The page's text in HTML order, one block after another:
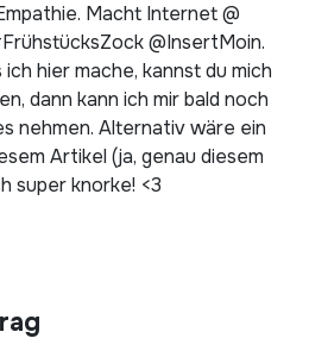
Macht Internet @
@InsertMoin.
hier mache, kannst du mich
dann kann ich mir bald noch
nehmen. Alternativ wäre ein
Artikel (ja, genau diesem
super knorke! <3